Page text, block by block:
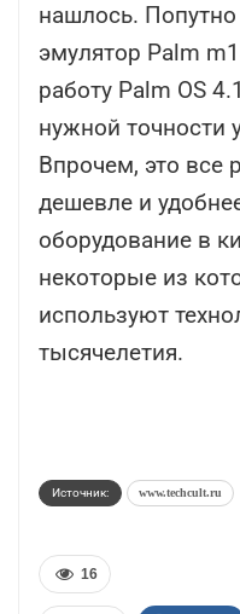
нашлось.
эмулятор Palm
работу Palm OS
нужной точности
Впрочем, это все
дешевле и
оборудование в
некоторые из
используют
тысячелетия.
Источник: www.techcult.ru
16